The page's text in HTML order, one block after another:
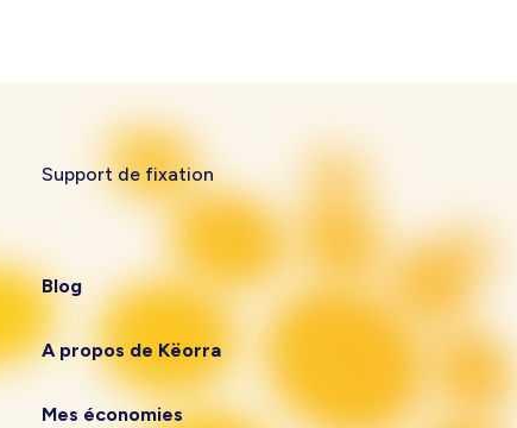
Support de fixation
Blog
A propos de Këorra
Mes économies